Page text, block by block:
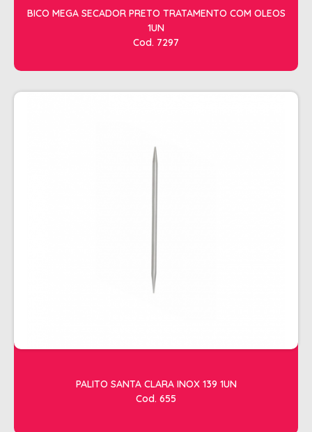
BICO MEGA SECADOR PRETO TRATAMENTO COM OLEOS
1UN
Cod. 7297
PALITO SANTA CLARA INOX 139 1UN
Cod. 655